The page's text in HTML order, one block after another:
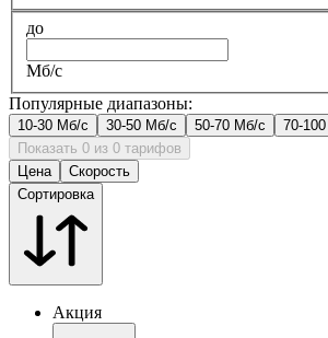
до
Мб/с
Популярные диапазоны:
10-30 Мб/с 30-50 Мб/с 50-70 Мб/с
70-
Показать 0 из 0 тарифов
Цена
Скорость
Сортировка
Акция